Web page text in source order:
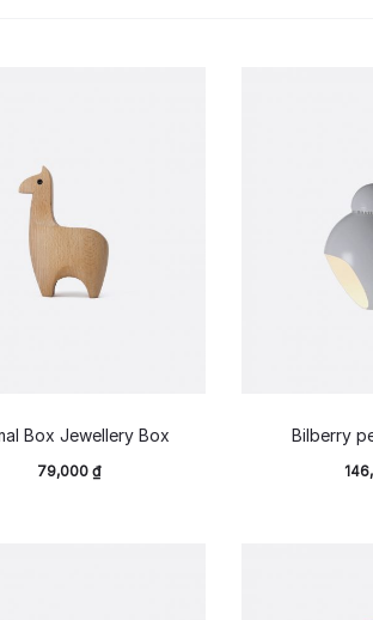
Box Jewellery Box
79,000₫
Bilberry